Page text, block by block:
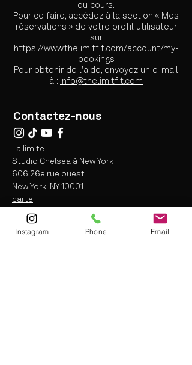
du cours.
Pour ce faire, accédez à la section « Mes
réservations » de votre profil utilisateur
sur
https://www.thelimitfit.com/account/my-
bookings
Pour obtenir de l'aide, envoyez un e-mail
à : info@thelimitfit.com
Contactez-nous
La limite
Studio Chelsea à New York
606 26e rue ouest
New York, NY 10001
carte
info@thelimitfit.com
(212) 287-9252
* certaines restrictions peuvent s'appliquer
Instagram Phone Email